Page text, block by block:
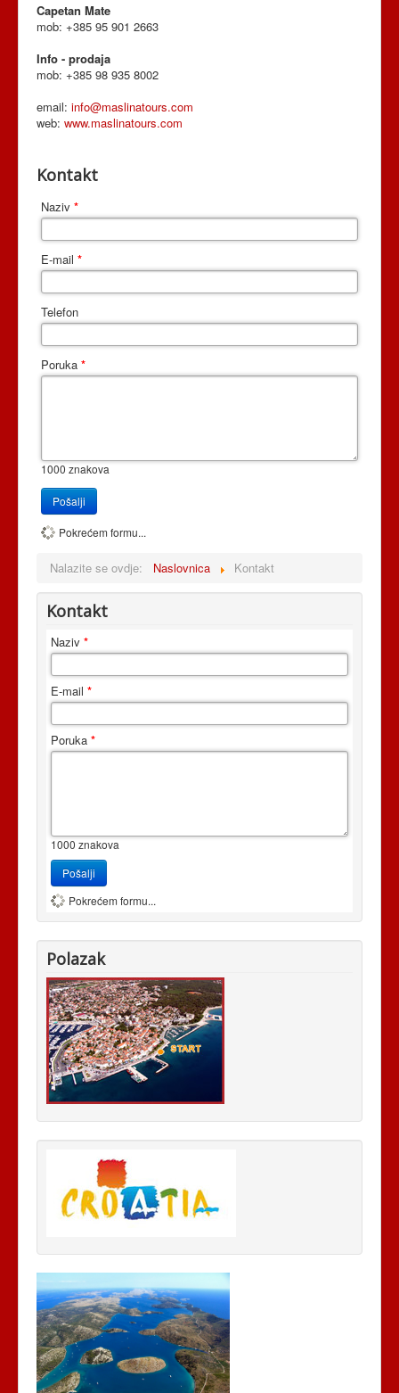
Capetan Mate
mob: +385 95 901 2663
Info - prodaja
mob: +385 98 935 8002
email: info@maslinatours.com
web: www.maslinatours.com
Kontakt
Naziv *
E-mail *
Telefon
Poruka *
1000 znakova
Pošalji
Pokrećem formu...
Nalazite se ovdje: Naslovnica Kontakt
Kontakt
Naziv *
E-mail *
Poruka *
1000 znakova
Pošalji
Pokrećem formu...
Polazak